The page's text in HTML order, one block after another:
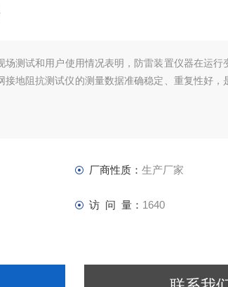
场测试和用户使用情况表明，防雷装置仪器在运行
地阻抗测试仪的测量数据准确稳定、重复性好，
厂商性质： 生产厂家
访 问 量： 1640